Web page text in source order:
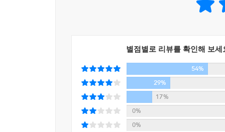
자기계발서의 내용이 그저 격언에 불과하다고 생
서는 일반인을 대상으로 하는 서적이기에 그런
학에서 인정된 내용이다. [2장 절대 무시해선 안
자기계발서는 실패해도 계속 시도하라고 한다.
시작할 때, 불행에서 벗어나 행복해질 수 있다. 실
결국 목표를 설정하고 계속 추구하라는 것, 긍정
벤츠 구입하기, 타워팰리스에서 살아보기, 토익
종이에 꿈을 적은 지 2년 만에 벤츠 E클래스
벤츠를 몰며 타워팰리스에서 사는 현실이 실제로
“자기계발서에서 하는 말들이 맞았구나!”
“자기계발서에서 시키는 대로 했더니 정말로 되는
나는 지금처럼 내 삶을 변화시킨 게 바로 이 자기
별점별로 리뷰를 확인해 보세
54%
29%
17%
0%
0%